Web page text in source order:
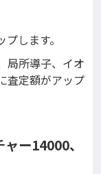
します。
局所導子、イオ
査定額がアップ
ー14000、